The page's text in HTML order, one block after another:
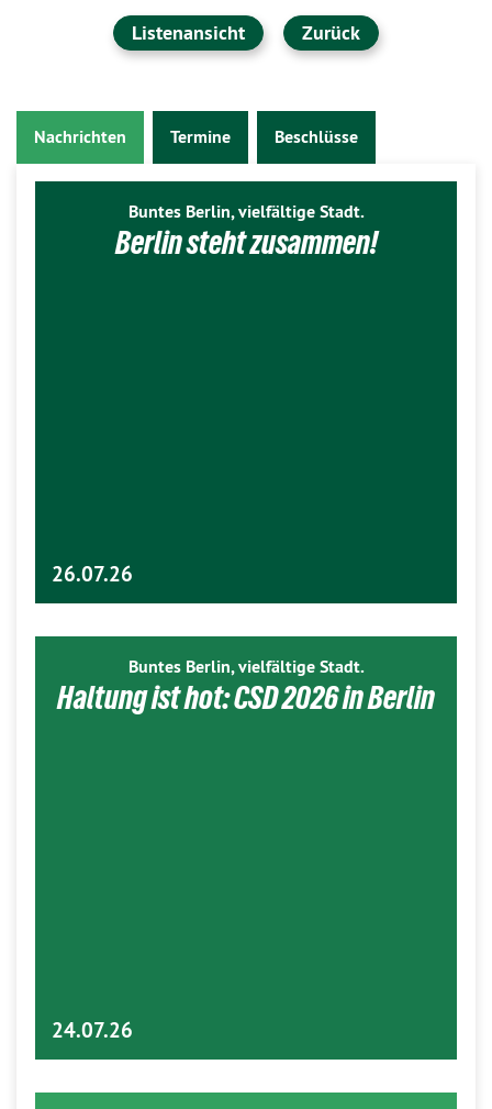
Listenansicht Zurück
Nachrichten Termine Beschlüsse
Buntes Berlin, vielfältige Stadt.
Berlin steht zusammen!
26.07.26
Buntes Berlin, vielfältige Stadt.
Haltung ist hot: CSD 2026 in Berlin
24.07.26